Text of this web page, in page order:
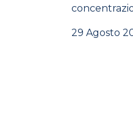
29 Agosto